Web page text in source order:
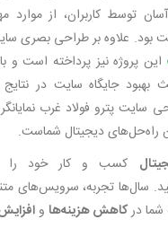
توسط کاربران، از
علاوه بر طراحی بصری
این پروژه نیز پرداخته است و
بهبود جایگاه سایت در
سایت پترو فولاد غرب
راه‌حل‌های دیجیتال شماست.
کسب و کار خود را
سال‌ها تجربه، سرویس‌های
شما درکاهش هزینه‌ها و